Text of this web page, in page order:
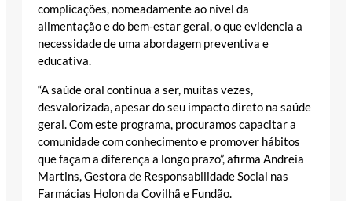
complicações, nomeadamente ao nível da
alimentação e do bem-estar geral, o que evidencia a
necessidade de uma abordagem preventiva e
educativa.
“A saúde oral continua a ser, muitas vezes,
desvalorizada, apesar do seu impacto direto na saúde
geral. Com este programa, procuramos capacitar a
comunidade com conhecimento e promover hábitos
que façam a diferença a longo prazo”, afirma Andreia
Martins, Gestora de Responsabilidade Social nas
Farmácias Holon da Covilhã e Fundão.